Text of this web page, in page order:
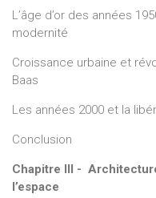
L’âge d’or des années
modernité
Croissance urbaine et
Baas
Les années 2000 et la
Conclusion
Chapitre III -
l’espace